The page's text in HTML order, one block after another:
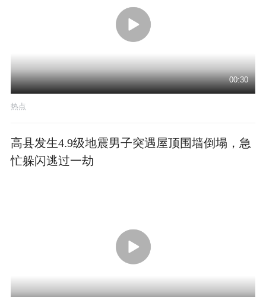
00:30
热点
高县发生4.9级地震男子突遇屋顶围墙倒塌，急
忙躲闪逃过一劫